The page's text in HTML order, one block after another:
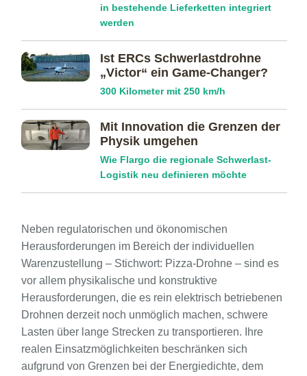
in bestehende Lieferketten integriert
werden
Ist ERCs Schwerlast­drohne
„Victor“ ein Game-Changer?
300 Kilometer mit 250 km/h
Mit Innovation die Grenzen der
Physik umgehen
Wie Flargo die regionale Schwerlast-
Logistik neu definieren möchte
Neben regulatorischen und ökonomischen
Herausforderungen im Bereich der individuellen
Warenzustellung – Stichwort: Pizza-Drohne – sind es
vor allem physikalische und konstruktive
Herausforderungen, die es rein elektrisch betriebenen
Drohnen derzeit noch unmöglich machen, schwere
Lasten über lange Strecken zu transportieren. Ihre
realen Einsatzmöglichkeiten beschränken sich
aufgrund von Grenzen bei der Energiedichte, dem